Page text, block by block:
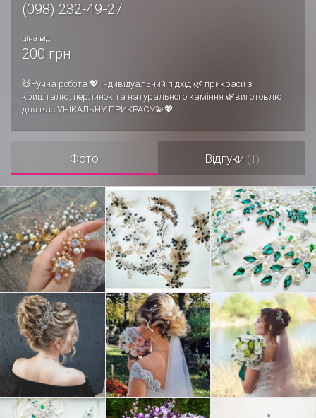
(098) 232-49-27
ціна від:
200 грн.
🙌Ручна робота 💖 Індивідуальний підхід 🌿 прикраси з
кришталю, перлинок та натурального каміння 🌿виготовлю
для вас УНІКАЛЬНУ ПРИКРАСУ💫💖
Фото Відгуки (1)